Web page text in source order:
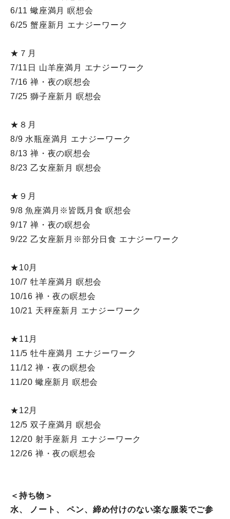
6/11 蠍座満月 瞑想会
6/25 蟹座新月 エナジーワーク
★７月
7/11日 山羊座満月 エナジーワーク
7/16 禅・夜の瞑想会
7/25 獅子座新月 瞑想会
★８月
8/9 水瓶座満月 エナジーワーク
8/13 禅・夜の瞑想会
8/23 乙女座新月 瞑想会
★９月
9/8 魚座満月※皆既月食 瞑想会
9/17 禅・夜の瞑想会
9/22 乙女座新月※部分日食 エナジーワーク
★10月
10/7 牡羊座満月 瞑想会
10/16 禅・夜の瞑想会
10/21 天秤座新月 エナジーワーク
★11月
11/5 牡牛座満月 エナジーワーク
11/12 禅・夜の瞑想会
11/20 蠍座新月 瞑想会
★12月
12/5 双子座満月 瞑想会
12/20 射手座新月 エナジーワーク
12/26 禅・夜の瞑想会
＜持ち物＞
水、 ノート、 ペン、締め付けのない楽な服装でご参